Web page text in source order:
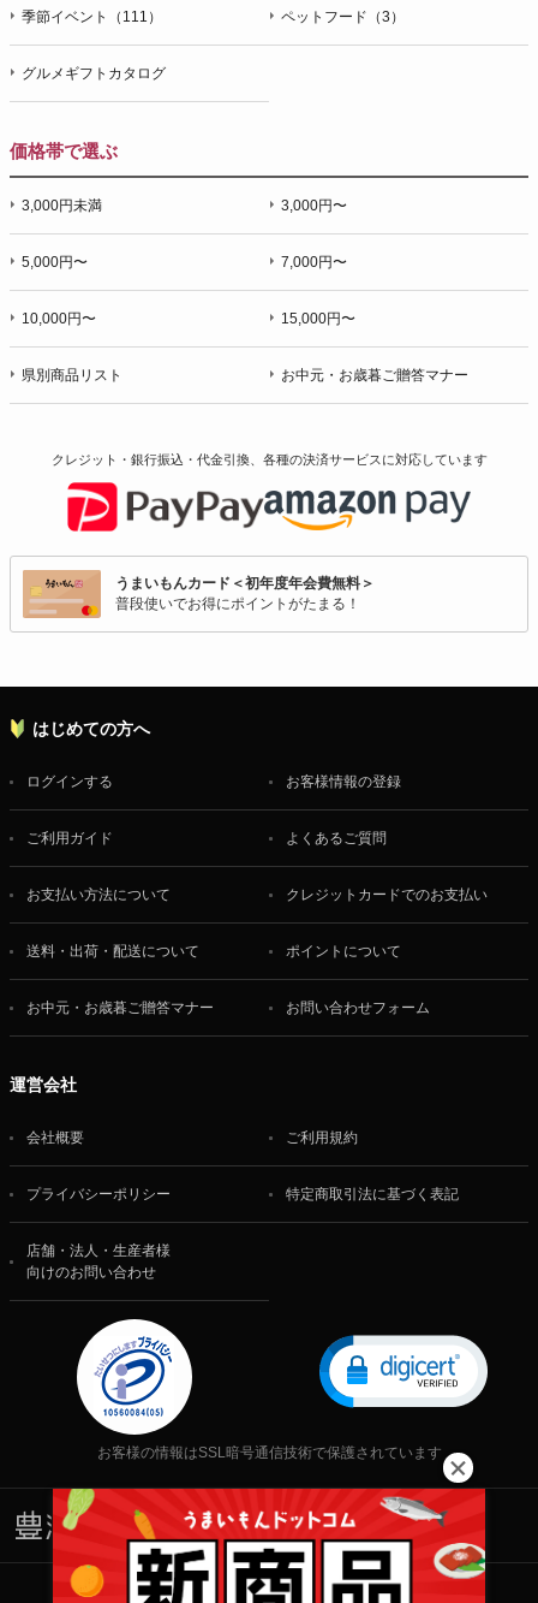
季節イベント（111） ペットフード（3）
グルメギフトカタログ
価格帯で選ぶ
3,000円未満 3,000円〜
5,000円〜 7,000円〜
10,000円〜 15,000円〜
県別商品リスト お中元・お歳暮ご贈答マナー
クレジット・銀行振込・代金引換、各種の決済サービスに対応しています
うまいもんカード＜初年度年会費無料＞
普段使いでお得にポイントがたまる！
はじめての方へ
ログインする お客様情報の登録
ご利用ガイド よくあるご質問
お支払い方法について クレジットカードでのお支払い
送料・出荷・配送について ポイントについて
お中元・お歳暮ご贈答マナー お問い合わせフォーム
運営会社
会社概要 ご利用規約
プライバシーポリシー 特定商取引法に基づく表記
店舗・法人・生産者様
向けのお問い合わせ
お客様の情報はSSL暗号通信技術で保護されています